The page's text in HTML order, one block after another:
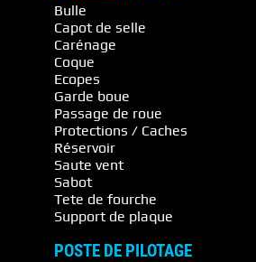
Bulle
Capot de selle
Carénage
Coque
Ecopes
Garde boue
Passage de roue
Protections / Caches
Réservoir
Saute vent
Sabot
Tete de fourche
Support de plaque
POSTE DE PILOTAGE